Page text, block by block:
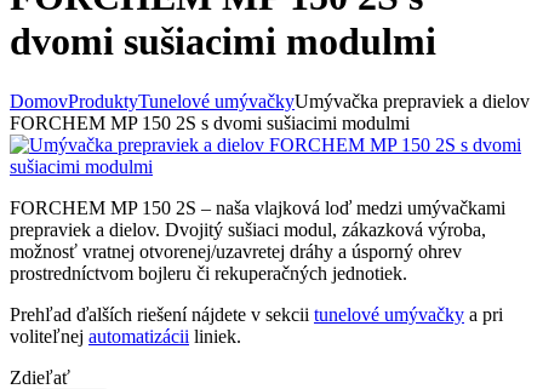
dvomi sušiacimi modulmi
DomovProduktyTunelové umývačkyUmývačka prepraviek a dielov
FORCHEM MP 150 2S s dvomi sušiacimi modulmi
FORCHEM MP 150 2S – naša vlajková loď medzi umývačkami
prepraviek a dielov. Dvojitý sušiaci modul, zákazková výroba,
možnosť vratnej otvorenej/uzavretej dráhy a úsporný ohrev
prostredníctvom bojleru či rekuperačných jednotiek.
Prehľad ďalších riešení nájdete v sekcii tunelové umývačky a pri
voliteľnej automatizácii liniek.
Zdieľať